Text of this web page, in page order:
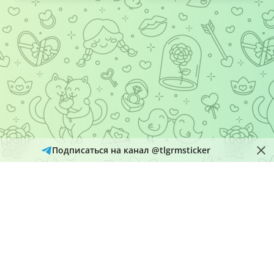
Подписаться на канал @tlgrmsticker